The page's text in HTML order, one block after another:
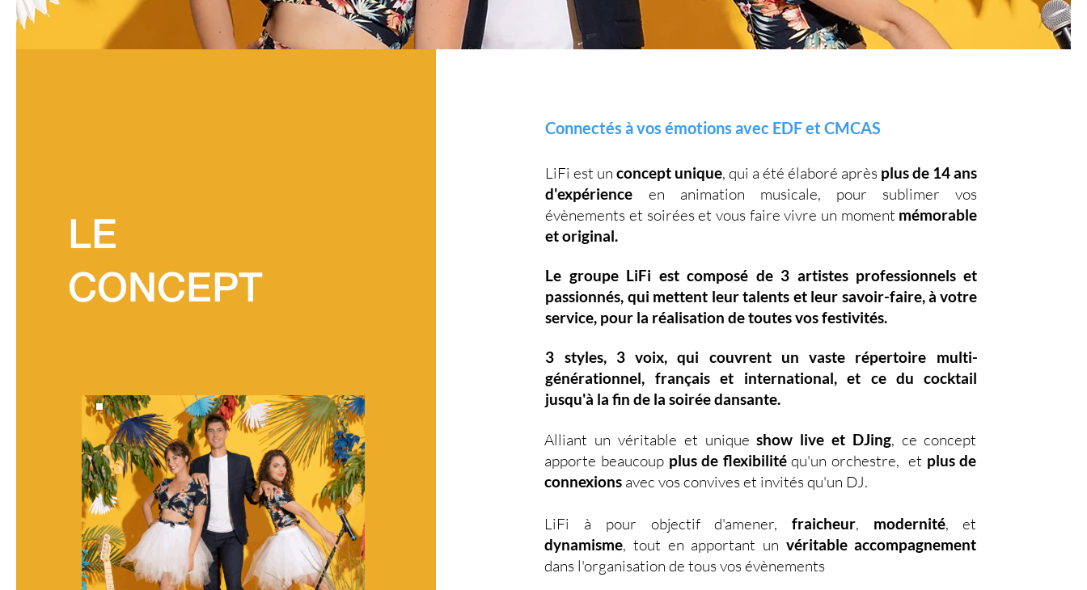
LE
CONCEPT
Connectés à vos émotions avec EDF et CMCAS
LiFi est unconcept unique, qui a été élaboré après plus de 14 ans
d'expérience en animation musicale, pour sublimer vos
évènements et soirées et vous faire vivre un moment mémorable
et original.
Le groupe LiFi est composé de 3 artistes professionnels et
passionnés, qui mettent leurtalents et leur savoir-faire,à votre
service, pour la réalisation de toutes vos festivités.
3 styles, 3 voix,qui couvrent un vaste répertoire multi-
générationnel, français et international, et ce ducocktail
jusqu'à la fin de la soirée dansante.
Alliant un véritable et uniqueshow live et DJing, ce concept
apporte beaucoup plus de flexibilitéqu'un orchestre, et plus de
connexions avec vos convives et invités qu'un DJ.
LiFi à pour objectif d'amener,fraicheur, modernité, et
dynamisme, tout en apportant un véritable accompagnement
dans l'organisation de tous vos évènements